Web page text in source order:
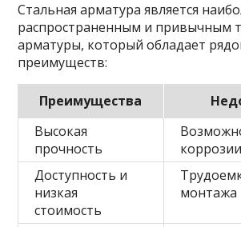
Стальная арматура является
распространенным и привычным
арматуры, который обладает
преимуществ:
Преимущества
Высокая
прочность
коррозии
Доступность и
низкая
стоимость
монтажа